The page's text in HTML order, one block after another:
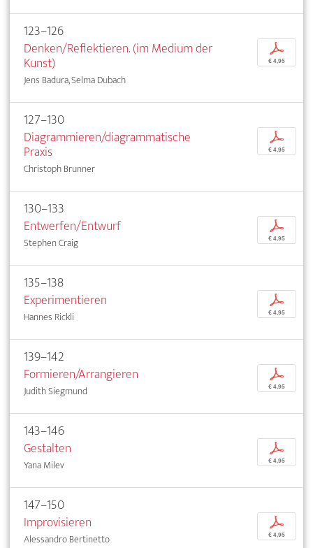
123–126
Denken/Reflektieren. (im Medium der
Kunst)
Jens Badura, Selma Dubach
p
€ 4,95
127–130
Diagrammieren/diagrammatische
Praxis
Christoph Brunner
p
€ 4,95
130–133
Entwerfen/Entwurf
Stephen Craig
p
€ 4,95
135–138
Experimentieren
Hannes Rickli
p
€ 4,95
139–142
Formieren/Arrangieren
Judith Siegmund
p
€ 4,95
143–146
Gestalten
Yana Milev
p
€ 4,95
147–150
Improvisieren
Alessandro Bertinetto
p
€ 4,95